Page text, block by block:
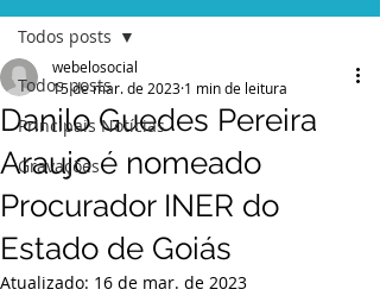
Todos posts
Principais Notícias
Gravações
Todos posts
Danilo Guedes Pereira
Araujo é nomeado
Procurador INER do
Estado de Goiás
webelosocial
15 de mar. de 2023 1 min de leitura
Atualizado: 16 de mar. de 2023